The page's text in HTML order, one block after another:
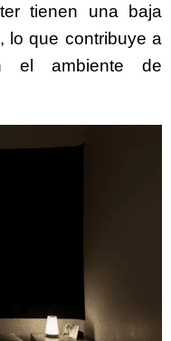
tienen una baja
lo que contribuye a
el ambiente de